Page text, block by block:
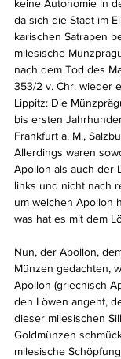
keine Autonomie in
da sich die Stadt im
karischen Satrapen
milesische
nach dem Tod des
353/2 v. Chr. wieder
Lippitz: Die
bis ersten
Frankfurt a. M.,
Allerdings waren
Apollon als auch der
links und nicht nach
um welchen Apollon
was hat es mit dem
Nun, der Apollon,
Münzen gedachten,
Apollon (griechisch
den Löwen angeht,
dieser milesischen
Goldmünzen
milesische